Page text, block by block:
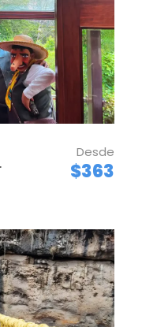
largos.
lluvia.
su hotel por lo
su tour.
(referencial):
solo se
&
Desde
$363